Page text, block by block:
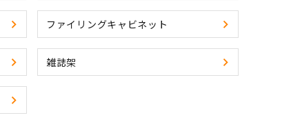
ファイリングキャビネット
雑誌架